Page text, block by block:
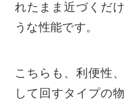
れたまま近づくだ
うな性能です。
こちらも、利便性
して回すタイプの